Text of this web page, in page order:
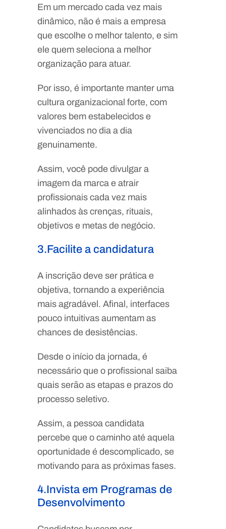
Em um mercado cada vez mais
dinâmico, não é mais a empresa
que escolhe o melhor talento, e sim
ele quem seleciona a melhor
organização para atuar.
Por isso, é importante manter uma
cultura organizacional forte, com
valores bem estabelecidos e
vivenciados no dia a dia
genuinamente.
Assim, você pode divulgar a
imagem da marca e atrair
profissionais cada vez mais
alinhados às crenças, rituais,
objetivos e metas de negócio.
3.Facilite a candidatura
A inscrição deve ser prática e
objetiva, tornando a experiência
mais agradável. Afinal, interfaces
pouco intuitivas aumentam as
chances de desistências.
Desde o início da jornada, é
necessário que o profissional saiba
quais serão as etapas e prazos do
processo seletivo.
Assim, a pessoa candidata
percebe que o caminho até aquela
oportunidade é descomplicado, se
motivando para as próximas fases.
4.Invista em Programas de
Desenvolvimento